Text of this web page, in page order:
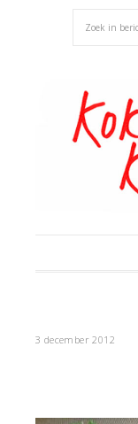
3 december 2012